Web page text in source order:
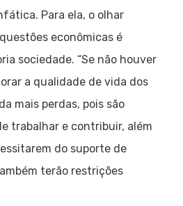
Para ela, o olhar
econômicas é
sociedade. “Se não houver
a qualidade de vida dos
mais perdas, pois são
trabalhar e contribuir, além
do suporte de
terão restrições